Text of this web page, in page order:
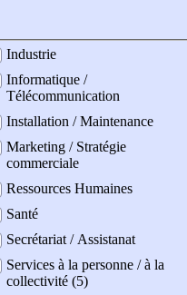
Industrie
Informatique /
Télécommunication
Installation / Maintenance
Marketing / Stratégie
commerciale
Ressources Humaines
Santé
Secrétariat / Assistanat
Services à la personne / à la
collectivité (5)